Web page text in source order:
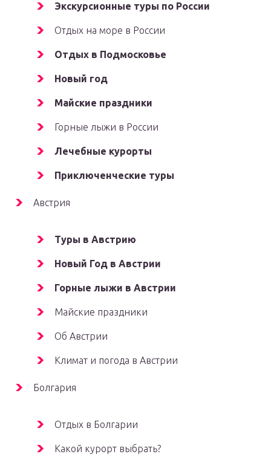
Экскурсионные туры по России
Отдых на море в России
Отдых в Подмосковье
Новый год
Майские праздники
Горные лыжи в России
Лечебные курорты
Приключенческие туры
Австрия
Туры в Австрию
Новый Год в Австрии
Горные лыжи в Австрии
Майские праздники
Об Австрии
Климат и погода в Австрии
Болгария
Отдых в Болгарии
Какой курорт выбрать?